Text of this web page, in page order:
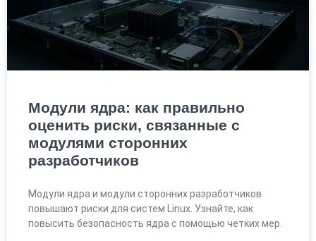
Модули ядра: как правильно
оценить риски, связанные с
модулями сторонних
разработчиков
Модули ядра и модули сторонних разработчиков
повышают риски для систем Linux. Узнайте, как
повысить безопасность ядра с помощью четких мер.